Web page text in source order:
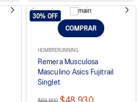
COMPRAR
HOMBRERUNNING
Remera Musculosa
Masculino Asics Fujitrail
Singlet
$69.900
30% OFF